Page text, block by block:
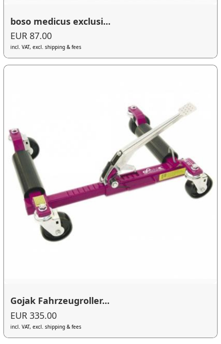
boso medicus exclusi...
EUR 87.00
incl. VAT, excl. shipping & fees
Gojak Fahrzeugroller...
EUR 335.00
incl. VAT, excl. shipping & fees